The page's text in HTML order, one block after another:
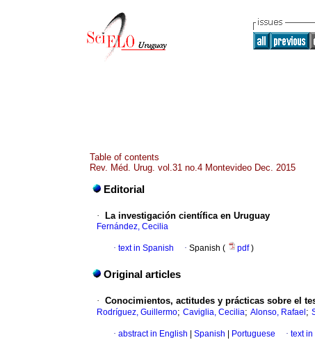
Table of contents
Rev. Méd. Urug. vol.31 no.4 Montevideo Dec. 2015
Editorial
· La investigación científica en Uruguay
Fernández, Cecilia
· text in Spanish · Spanish ( pdf)
Original articles
· Conocimientos, actitudes y prácticas sobre el
Rodríguez, Guillermo; Caviglia, Cecilia; Alonso, Rafael ;
· abstract in English Spanish Portuguese · text in